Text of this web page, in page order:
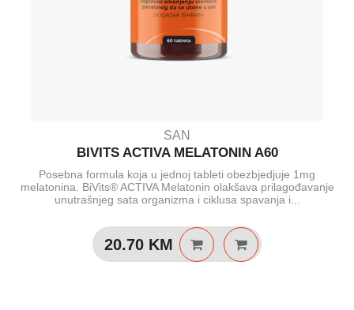
SAN
BIVITS ACTIVA MELATONIN A60
Posebna formula koja u jednoj tableti obezbjedjuje 1mg
melatonina. BiVits® ACTIVA Melatonin olakšava prilagođavanje
unutrašnjeg sata organizma i ciklusa spavanja i...
20.70 KM